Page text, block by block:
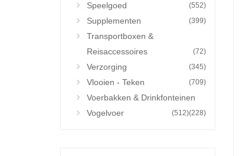
Speelgoed (552)
Supplementen (399)
Transportboxen &
Reisaccessoires
(72)
Verzorging (345)
Vlooien - Teken (709)
Voerbakken & Drinkfonteinen
(228)
Vogelvoer (512)